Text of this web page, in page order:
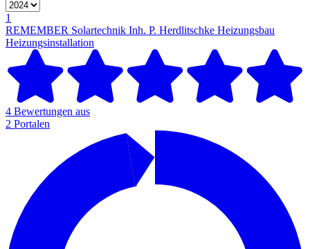
1
REMEMBER Solartechnik Inh. P. Herdlitschke Heizungsbau
Heizungsinstallation
4 Bewertungen aus
2 Portalen